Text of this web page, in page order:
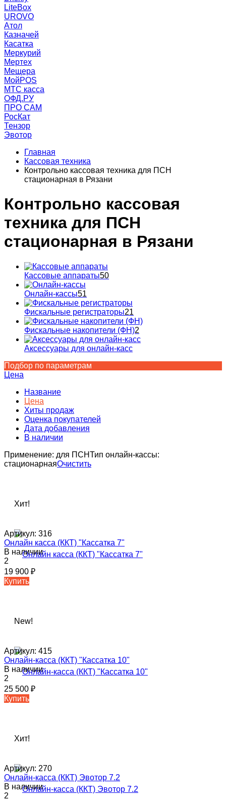
LiteBox
UROVO
Атол
Казначей
Касатка
Меркурий
Мертех
Мещера
МойPOS
МТС касса
ОФД.РУ
ПРО САМ
РосКат
Тензор
Эвотор
Главная
Кассовая техника
Контрольно кассовая техника для ПСН
стационарная в Рязани
Контрольно кассовая
техника для ПСН
стационарная в Рязани
Кассовые аппараты50
Онлайн-кассы51
Фискальные регистраторы21
Фискальные накопители (ФН)2
Аксессуары для онлайн-касс
Подбор по параметрам
Цена
Название
Цена
Хиты продаж
Оценка покупателей
Дата добавления
В наличии
Применение: для ПСНТип онлайн-кассы:
стационарнаяОчистить
Хит!
Артикул: 316
Онлайн касса (ККТ) "Кассатка 7"
В наличии
2
19 900 ₽
Купить
New!
Артикул: 415
Онлайн-касса (ККТ) "Кассатка 10"
В наличии
2
25 500 ₽
Купить
Хит!
Артикул: 270
Онлайн-касса (ККТ) Эвотор 7.2
В наличии
2